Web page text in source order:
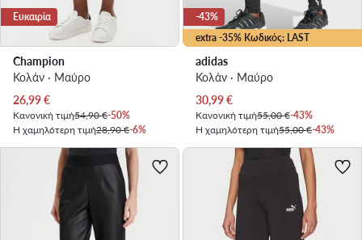
Ευκαιρία
Champion
Κολάν · Μαύρο
Τρέχουσα τιμή
26,99€
Κανονική τιμή54,90 €-50%
Η χαμηλότερη τιμή28,90 €-6%
extra -35% Κωδικός: LAST
-43%
adidas
Κολάν · Μαύρο
Τρέχουσα τιμή
30,99€
Κανονική τιμή55,00 €-43%
Η χαμηλότερη τιμή55,00 €-43%